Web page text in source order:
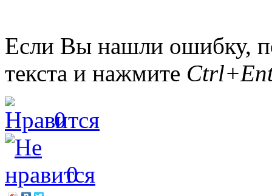
Если Вы нашли ошибку,
текста и нажмите
0
0